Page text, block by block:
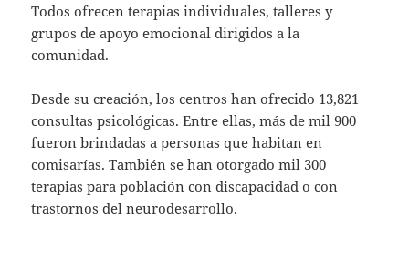
Todos ofrecen terapias individuales, talleres y
grupos de apoyo emocional dirigidos a la
comunidad.
Desde su creación, los centros han ofrecido 13,821
consultas psicológicas. Entre ellas, más de mil 900
fueron brindadas a personas que habitan en
comisarías. También se han otorgado mil 300
terapias para población con discapacidad o con
trastornos del neurodesarrollo.